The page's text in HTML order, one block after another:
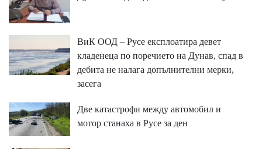
ВиК ООД – Русе експлоатира девет
кладенеца по поречието на Дунав, спад в
дебита не налага допълнителни мерки,
засега
Две катастрофи между автомобил и
мотор станаха в Русе за ден